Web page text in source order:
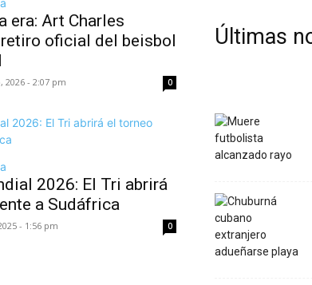
era: Art Charles
oficial del beisbol
2026 - 2:07 pm 0
2026: El Tri abrirá
a Sudáfrica
- 1:56 pm 0
Últimas